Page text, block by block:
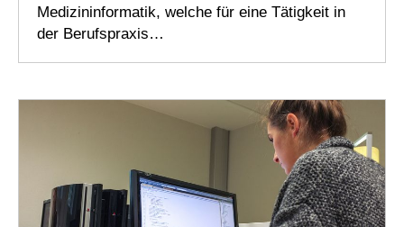
Medizininformatik, welche für eine Tätigkeit in
der Berufspraxis…